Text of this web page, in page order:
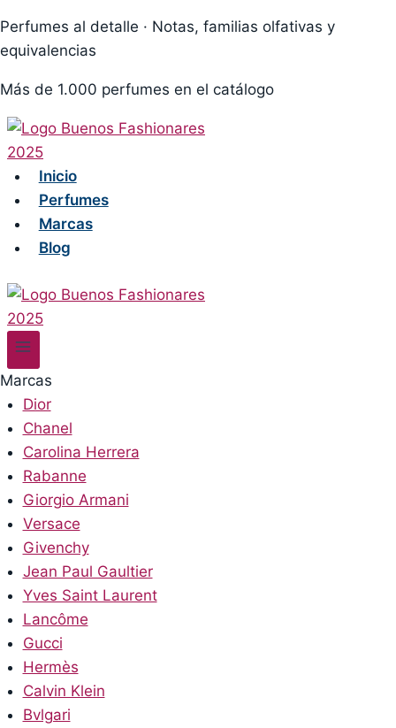
to
content
Perfumes al detalle · Notas, familias olfativas y
equivalencias
Más de 1.000 perfumes en el catálogo
Inicio
Perfumes
Marcas
Blog
Marcas
Dior
Chanel
Carolina Herrera
Rabanne
Giorgio Armani
Versace
Givenchy
Jean Paul Gaultier
Yves Saint Laurent
Lancôme
Gucci
Hermès
Calvin Klein
Bvlgari